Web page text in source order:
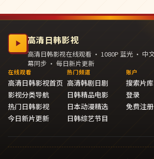
高清日韩影视
高清日韩影视在线观看 · 1080P 蓝光 · 中
幕同步 · 每日新片更新
在线观看
高清日韩影视首页
影视分类导航
热门日韩影视
今日新片更新
热门频道
高清韩剧日剧
日韩精品电影
日本动漫精选
日韩综艺节目
账户
搜索片库
登录
免费注册